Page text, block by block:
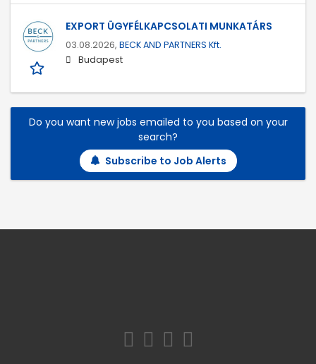
EXPORT ÜGYFÉLKAPCSOLATI MUNKATÁRS
03.08.2026, BECK AND PARTNERS Kft.
Budapest
Do you want new jobs emailed to you based on your
search?
Subscribe to Job Alerts